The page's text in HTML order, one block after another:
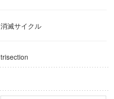
消滅サイクル
trisection